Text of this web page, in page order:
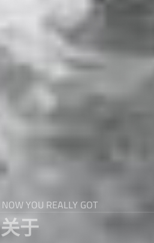
NOW YOU REALLY GOT
关于